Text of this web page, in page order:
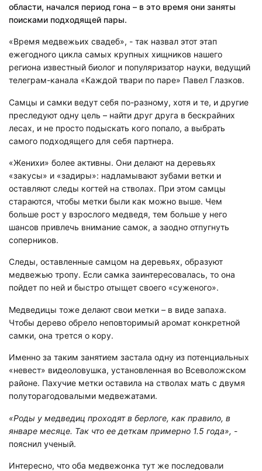
области, начался период гона – в это время они заняты
поисками подходящей пары.
«Время медвежьих свадеб», - так назвал этот этап
ежегодного цикла самых крупных хищников нашего
региона известный биолог и популяризатор науки, ведущий
телеграм-канала «Каждой твари по паре» Павел Глазков.
Самцы и самки ведут себя по-разному, хотя и те, и другие
преследуют одну цель – найти друг друга в бескрайних
лесах, и не просто подыскать кого попало, а выбрать
самого подходящего для себя партнера.
«Женихи» более активны. Они делают на деревьях
«закусы» и «задиры»: надламывают зубами ветки и
оставляют следы когтей на стволах. При этом самцы
стараются, чтобы метки были как можно выше. Чем
больше рост у взрослого медведя, тем больше у него
шансов привлечь внимание самок, а заодно отпугнуть
соперников.
Следы, оставленные самцом на деревьях, образуют
медвежью тропу. Если самка заинтересовалась, то она
пойдет по ней и быстро отыщет своего «суженого».
Медведицы тоже делают свои метки – в виде запаха.
Чтобы дерево обрело неповторимый аромат конкретной
самки, она трется о кору.
Именно за таким занятием застала одну из потенциальных
«невест» видеоловушка, установленная во Всеволожском
районе. Пахучие метки оставила на стволах мать с двумя
полуторагодовалыми медвежатами.
«Роды у медведиц проходят в берлоге, как правило, в
январе месяце. Так что ее деткам примерно 1.5 года», -
пояснил ученый.
Интересно, что оба медвежонка тут же последовали